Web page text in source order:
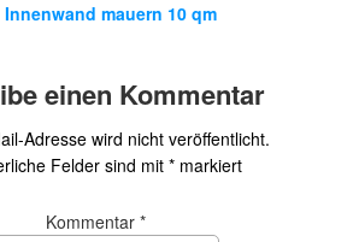
Innenwand mauern 10 qm
einen Kommentar
Adresse wird nicht veröffentlicht.
Felder sind mit* markiert
Kommentar *